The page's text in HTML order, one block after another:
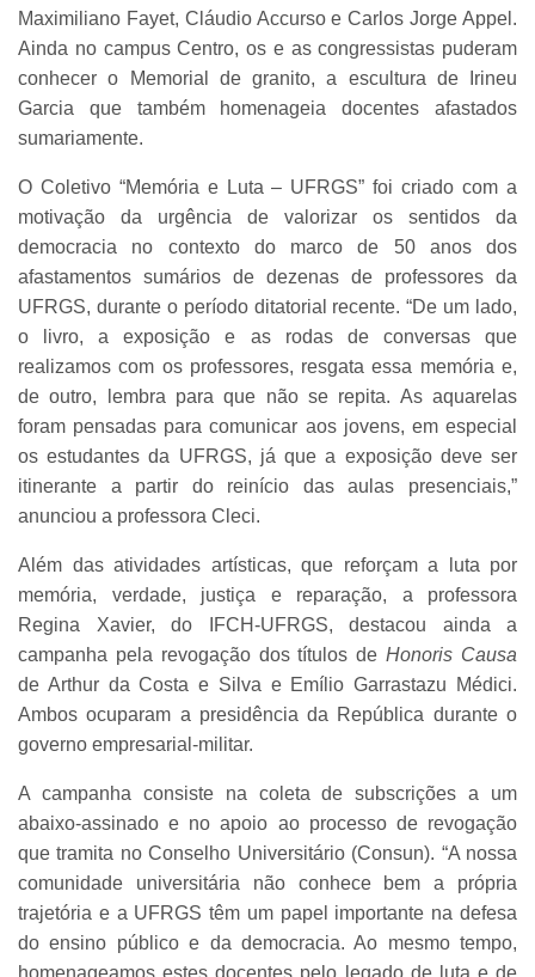
Maximiliano Fayet, Cláudio Accurso e Carlos Jorge Appel.
Ainda no campus Centro, os e as congressistas puderam
conhecer o Memorial de granito, a escultura de Irineu
Garcia que também homenageia docentes afastados
sumariamente.
O Coletivo “Memória e Luta – UFRGS” foi criado com a
motivação da urgência de valorizar os sentidos da
democracia no contexto do marco de 50 anos dos
afastamentos sumários de dezenas de professores da
UFRGS, durante o período ditatorial recente. “De um lado,
o livro, a exposição e as rodas de conversas que
realizamos com os professores, resgata essa memória e,
de outro, lembra para que não se repita. As aquarelas
foram pensadas para comunicar aos jovens, em especial
os estudantes da UFRGS, já que a exposição deve ser
itinerante a partir do reinício das aulas presenciais,”
anunciou a professora Cleci.
Além das atividades artísticas, que reforçam a luta por
memória, verdade, justiça e reparação, a professora
Regina Xavier, do IFCH-UFRGS, destacou ainda a
campanha pela revogação dos títulos deHonoris Causa
de Arthur da Costa e Silva e Emílio Garrastazu Médici.
Ambos ocuparam a presidência da República durante o
governo empresarial-militar.
A campanha consiste na coleta de subscrições a um
abaixo-assinado e no apoio ao processo de revogação
que tramita no Conselho Universitário (Consun). “A nossa
comunidade universitária não conhece bem a própria
trajetória e a UFRGS têm um papel importante na defesa
do ensino público e da democracia. Ao mesmo tempo,
homenageamos estes docentes pelo legado de luta e de